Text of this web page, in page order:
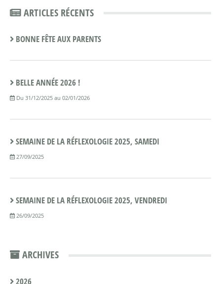
ARTICLES RÉCENTS
BONNE FÊTE AUX PARENTS
BELLE ANNÉE 2026 !
Du 31/12/2025 au 02/01/2026
SEMAINE DE LA RÉFLEXOLOGIE 2025, SAMEDI
27/09/2025
SEMAINE DE LA RÉFLEXOLOGIE 2025, VENDREDI
26/09/2025
ARCHIVES
2026